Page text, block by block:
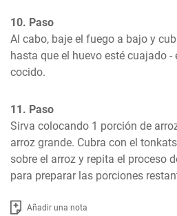
10. Paso
Al cabo, baje el fuego a bajo y
hasta que el huevo esté cuajado -
cocido.
11. Paso
Sirva colocando 1 porción de
arroz grande. Cubra con el
sobre el arroz y repita el proceso
para preparar las porciones
Añadir una nota